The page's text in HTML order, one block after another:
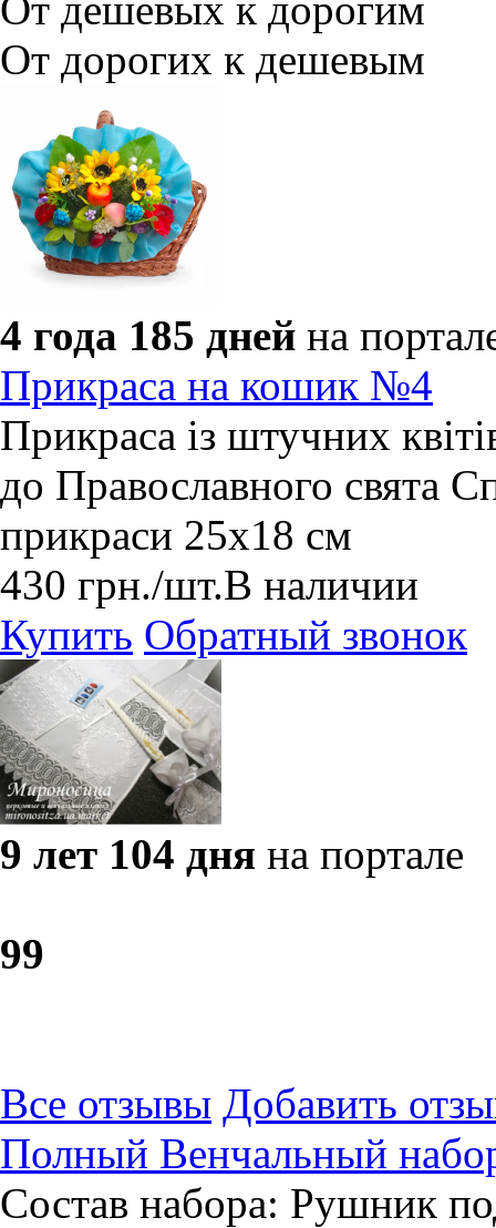
От дорогих к дешевым
4 года 185 дней на
Прикраса на кошик №4
Прикраса із штучних
до Православного свята
прикраси 25х18 см
430 грн./шт.В наличии
Купить Обратный звонок
9 лет 104 дня на портале
99
Все отзывы Добавить
Полный Венчальный
Состав набора: Рушник